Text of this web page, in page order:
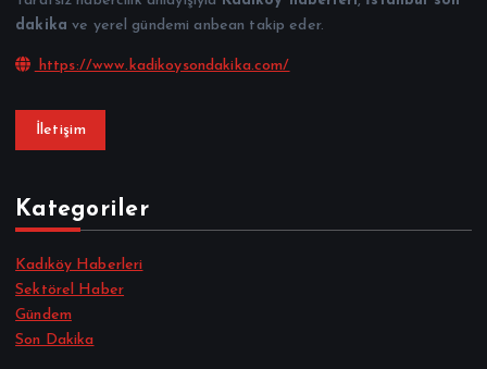
dakika ve yerel gündemi anbean takip eder.
https://www.kadikoysondakika.com/
İletişim
Kategoriler
Kadıköy Haberleri
Sektörel Haber
Gündem
Son Dakika